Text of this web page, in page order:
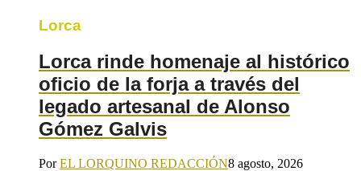
Lorca
Lorca rinde homenaje al histórico
oficio de la forja a través del
legado artesanal de Alonso
Gómez Galvis
PorEL LORQUINO REDACCIÓN8 agosto, 2026